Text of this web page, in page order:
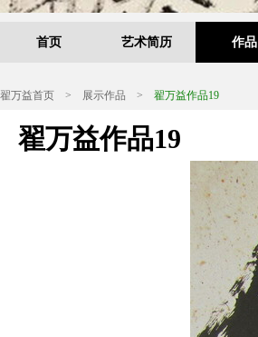
首页 艺术简历 作品
翟万益首页 > 展示作品 > 翟万益作品19
翟万益作品19